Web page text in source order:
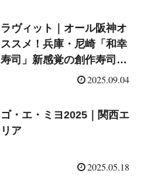
ラヴィット｜オール阪神オ
ススメ！兵庫・尼崎「和幸
寿司」新感覚の創作寿司
2025.09.04
ゴ・エ・ミヨ2025｜関西エ
リア
2025.05.18